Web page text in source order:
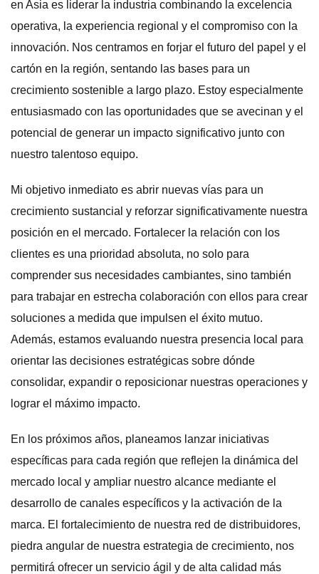
en Asia es liderar la industria combinando la excelencia
operativa, la experiencia regional y el compromiso con la
innovación. Nos centramos en forjar el futuro del papel y el
cartón en la región, sentando las bases para un
crecimiento sostenible a largo plazo. Estoy especialmente
entusiasmado con las oportunidades que se avecinan y el
potencial de generar un impacto significativo junto con
nuestro talentoso equipo.
Mi objetivo inmediato es abrir nuevas vías para un
crecimiento sustancial y reforzar significativamente nuestra
posición en el mercado. Fortalecer la relación con los
clientes es una prioridad absoluta, no solo para
comprender sus necesidades cambiantes, sino también
para trabajar en estrecha colaboración con ellos para crear
soluciones a medida que impulsen el éxito mutuo.
Además, estamos evaluando nuestra presencia local para
orientar las decisiones estratégicas sobre dónde
consolidar, expandir o reposicionar nuestras operaciones y
lograr el máximo impacto.
En los próximos años, planeamos lanzar iniciativas
específicas para cada región que reflejen la dinámica del
mercado local y ampliar nuestro alcance mediante el
desarrollo de canales específicos y la activación de la
marca. El fortalecimiento de nuestra red de distribuidores,
piedra angular de nuestra estrategia de crecimiento, nos
permitirá ofrecer un servicio ágil y de alta calidad más